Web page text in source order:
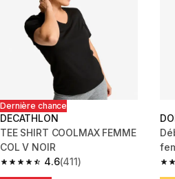
Dernière chance
DECATHLON
TEE SHIRT COOLMAX FEMME
COL V NOIR
4.6
4.6 out of 5 stars from 411 reviews
(411)